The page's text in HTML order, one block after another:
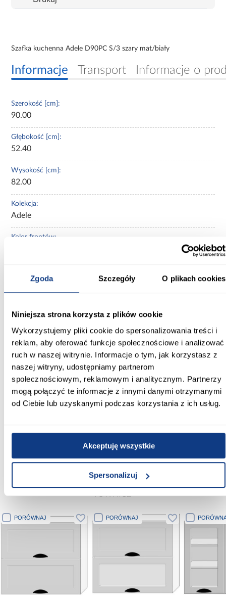
Zgoda Szczegóły O plikach cookies
Niniejsza strona korzysta z plików cookie
Wykorzystujemy pliki cookie do spersonalizowania treści i
reklam, aby oferować funkcje społecznościowe i analizować
ruch w naszej witrynie. Informacje o tym, jak korzystasz z
naszej witryny, udostępniamy partnerom
społecznościowym, reklamowym i analitycznym. Partnerzy
mogą połączyć te informacje z innymi danymi otrzymanymi
od Ciebie lub uzyskanymi podczas korzystania z ich usług.
Akceptuję wszystkie
Spersonalizuj
Szafka kuchenna Adele D90PC S/3 szary mat/biały
Informacje Transport Informacje o
Szerokość [cm]:
90.00
Głębokość [cm]:
52.40
Wysokość [cm]:
82.00
Kolekcja:
Adele
Kolor frontów:
szare
Wybarwienie korpusu:
Wykończenie frontów:
mat
Wykończenie korpusu:
Zobacz więcej >
Klienci, którzy kupili ten produkt nabyli
PORÓWNAJ PORÓWNAJ